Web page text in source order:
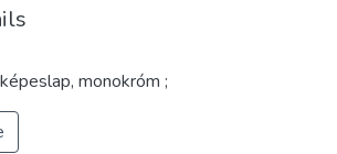
monokróm ;